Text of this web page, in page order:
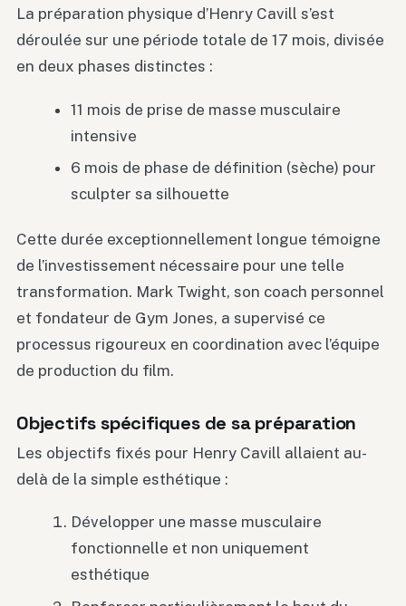
La préparation physique d’Henry Cavill s’est
déroulée sur une période totale de 17 mois, divisée
en deux phases distinctes :
11 mois de prise de masse musculaire
intensive
6 mois de phase de définition (sèche) pour
sculpter sa silhouette
Cette durée exceptionnellement longue témoigne
de l’investissement nécessaire pour une telle
transformation. Mark Twight, son coach personnel
et fondateur de Gym Jones, a supervisé ce
processus rigoureux en coordination avec l’équipe
de production du film.
Objectifs spécifiques de sa préparation
Les objectifs fixés pour Henry Cavill allaient au-
delà de la simple esthétique :
Développer une masse musculaire
fonctionnelle et non uniquement
esthétique